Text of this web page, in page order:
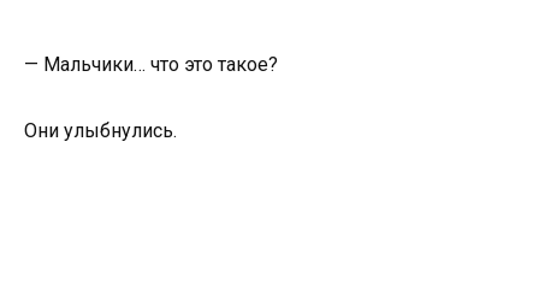
— Мальчики… что это такое?
Они улыбнулись.